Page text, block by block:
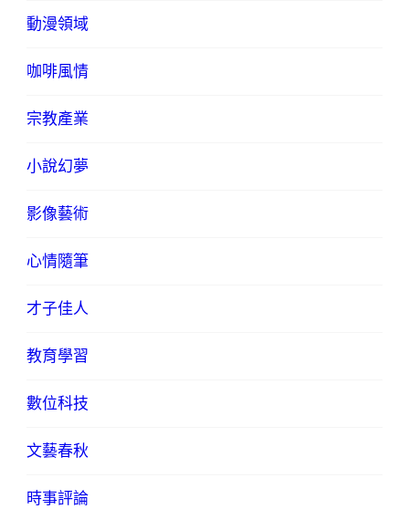
動漫領域
咖啡風情
宗教產業
小說幻夢
影像藝術
心情隨筆
才子佳人
教育學習
數位科技
文藝春秋
時事評論